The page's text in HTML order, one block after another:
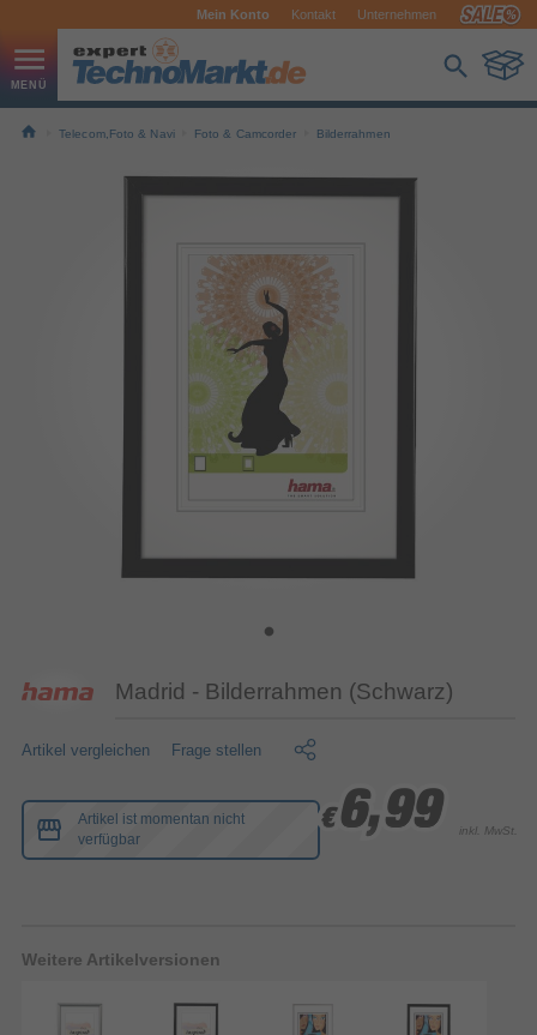
Mein Konto Kontakt Unternehmen
Telecom,Foto & Navi Foto & Camcorder Bilderrahmen
Madrid - Bilderrahmen (Schwarz)
Artikel vergleichen Frage stellen
Artikel ist momentan nicht
verfügbar
€ 6,99
€ 6,99
€ 6,99 inkl. MwSt.
Weitere Artikelversionen